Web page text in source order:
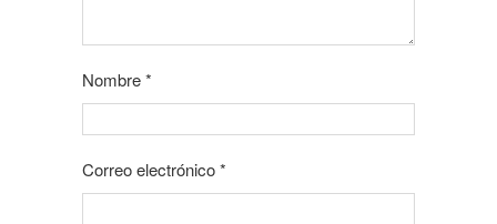
Nombre*
Correo electrónico*